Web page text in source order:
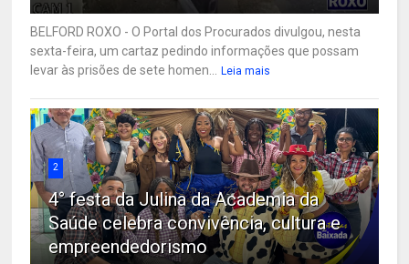
BELFORD ROXO - O Portal dos Procurados divulgou, nesta
sexta-feira, um cartaz pedindo informações que possam
levar às prisões de sete homen...
Leia mais
2
4° festa da Julina da Academia da
Saúde celebra convivência, cultura e
empreendedorismo